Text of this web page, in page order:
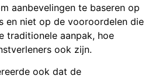
aanbevelingen te baseren op
en niet op de vooroordelen die
traditionele aanpak, hoe
ook zijn.
ook dat de